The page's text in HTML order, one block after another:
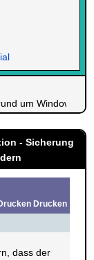
um Windows.
- Sicherung
Drucken
dass der